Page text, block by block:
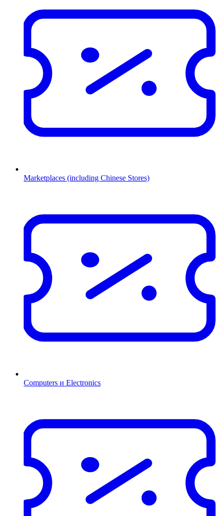
Marketplaces (including Chinese Stores)
Computers и Electronics